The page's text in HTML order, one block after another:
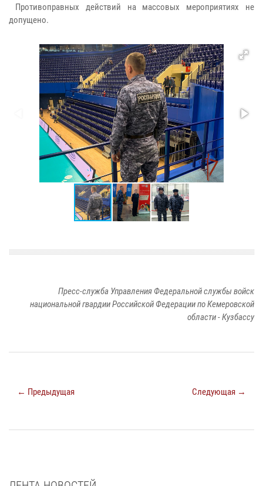
Противоправных действий на массовых мероприятиях не
допущено.
Пресс-служба Управления Федеральной службы войск
национальной гвардии Российской Федерации по Кемеровской
области - Кузбассу
← Предыдущая Следующая →